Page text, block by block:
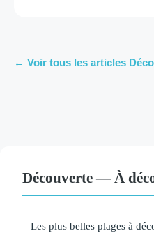
← Voir tous les articles
Découverte — À
Les plus belles plages à